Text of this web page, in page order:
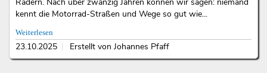
kennt die Motorrad-Straßen und Wege so gut wie...
Weiterlesen
23.10.2025 Erstellt von Johannes Pfaff